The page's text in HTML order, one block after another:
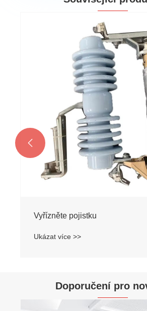
Vyřízněte pojistku
Ukázat více >>

Doporučení pro